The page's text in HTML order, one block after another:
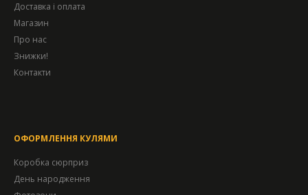
Доставка і оплата
Магазин
Про нас
Знижки!
Контакти
ОФОРМЛЕННЯ КУЛЯМИ
Коробка сюрприз
День народження